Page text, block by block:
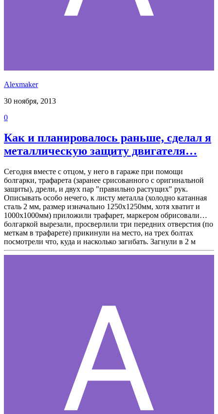
Alexmaker
30 ноября, 2013
0
Как и планировалось раньше, сделал я
металлическую защиту двигателя…
Сегодня вместе с отцом, у него в гараже при помощи
болгарки, трафарета (заранее срисованного с оригинальной
защиты), дрели, и двух пар "правильно растущих" рук.
Описывать особо нечего, к листу металла (холодно катанная
сталь 2 мм, размер изначально 1250х1250мм, хотя хватит и
1000х1000мм) приложили трафарет, маркером обрисовали…
болгаркой вырезали, просверлили три передних отверстия (по
меткам в трафарете) прикинули на место, на трех болтах
посмотрели что, куда и насколько загибать. Загнули в 2 м